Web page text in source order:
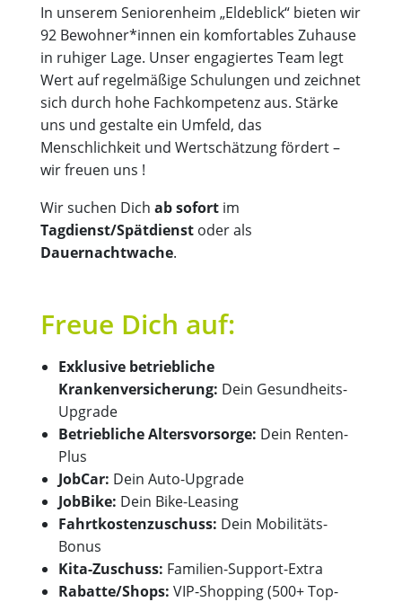
In unserem Seniorenheim „Eldeblick“ bieten wir
92 Bewohner*innen ein komfortables Zuhause
in ruhiger Lage. Unser engagiertes Team legt
Wert auf regelmäßige Schulungen und zeichnet
sich durch hohe Fachkompetenz aus. Stärke
uns und gestalte ein Umfeld, das
Menschlichkeit und Wertschätzung fördert –
wir freuen uns !
Wir suchen Dich ab sofort im
Tagdienst/Spätdienst oder als
Dauernachtwache.
Freue Dich auf:
Exklusive betriebliche
Krankenversicherung: Dein Gesundheits-
Upgrade
Betriebliche Altersvorsorge: Dein Renten-
Plus
JobCar: Dein Auto-Upgrade
JobBike: Dein Bike-Leasing
Fahrtkostenzuschuss: Dein Mobilitäts-
Bonus
Kita-Zuschuss: Familien-Support-Extra
Rabatte/Shops: VIP-Shopping (500+ Top-